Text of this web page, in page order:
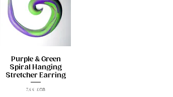
Purple & Green
Spiral Hanging
Stretcher Earring
Prix
7,00 £GB